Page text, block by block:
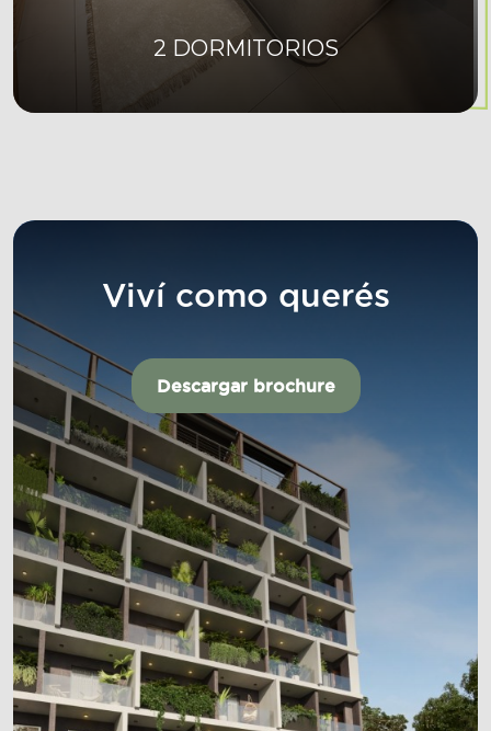
2 DORMITORIOS
Viví como querés
Descargar brochure